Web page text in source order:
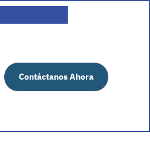
Contáctanos Ahora